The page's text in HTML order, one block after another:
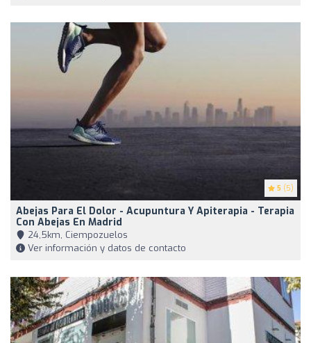
5 (5)
Abejas Para El Dolor - Acupuntura Y Apiterapia - Terapia
Con Abejas En Madrid
24,5km, Ciempozuelos
Ver información y datos de contacto